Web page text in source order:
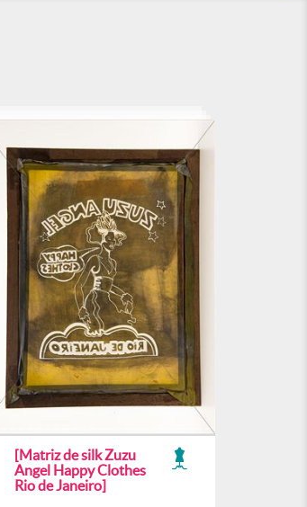
[Matriz de silk Zuzu
Angel Happy Clothes
Rio de Janeiro]